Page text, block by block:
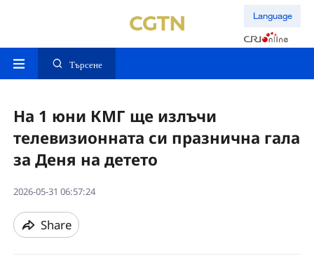
Language
Търсене
На 1 юни КМГ ще излъчи
телевизионната си празнична гала
за Деня на детето
2026-05-31 06:57:24
Share